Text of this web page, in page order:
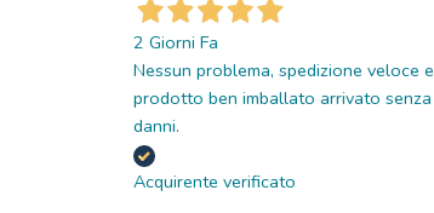
2 Giorni Fa
Nessun problema, spedizione veloce e
prodotto ben imballato arrivato senza
danni.
Acquirente verificato